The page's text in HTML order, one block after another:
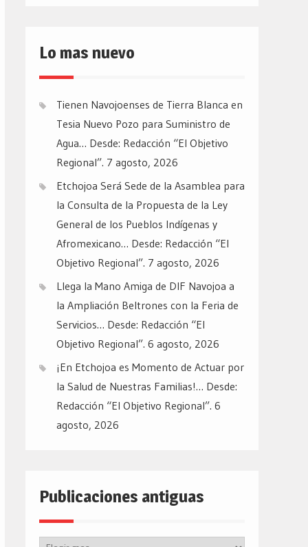
Lo mas nuevo
Tienen Navojoenses de Tierra Blanca en
Tesia Nuevo Pozo para Suministro de
Agua… Desde: Redacción “El Objetivo
Regional”. 7 agosto, 2026
Etchojoa Será Sede de la Asamblea para
la Consulta de la Propuesta de la Ley
General de los Pueblos Indígenas y
Afromexicano… Desde: Redacción “El
Objetivo Regional”. 7 agosto, 2026
Llega la Mano Amiga de DIF Navojoa a
la Ampliación Beltrones con la Feria de
Servicios… Desde: Redacción “El
Objetivo Regional”. 6 agosto, 2026
¡En Etchojoa es Momento de Actuar por
la Salud de Nuestras Familias!… Desde:
Redacción “El Objetivo Regional”. 6
agosto, 2026
Publicaciones antiguas